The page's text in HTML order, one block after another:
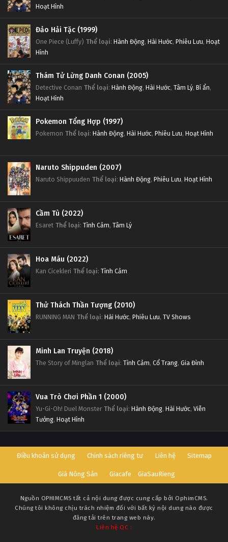
Hoạt Hình
Đảo Hải Tặc (1999)
One Piece (Luffy) Thể loại: Hành Động, Hài Hước, Phiêu Lưu, Hoạt
Hình
Thám Tử Lừng Danh Conan (2005)
Detective Conan Thể loại: Hành Động, Hài Hước, Tâm Lý, Bí ẩn,
Hoạt Hình
Pokemon Tổng Hợp (1997)
Pokemon Thể loại: Hành Động, Hài Hước, Phiêu Lưu, Hoạt Hình
Naruto Shippuden (2007)
Naruto Shippuuden Thể loại: Hành Động, Phiêu Lưu, Hoạt Hình
Cầm Tù (2022)
Esaret Thể loại: Tình Cảm, Tâm Lý
Hoa Máu (2022)
Kan Cicekleri Thể loại: Tình Cảm
Thử Thách Thần Tượng (2010)
RUNNING MAN Thể loại: Hài Hước, Phiêu Lưu, TV Shows
Minh Lan Truyện (2018)
The Story of Minglan Thể loại: Tình Cảm, Cổ Trang, Gia Đình
Vua Trò Chơi Phần 1 (2000)
Yu-Gi-Oh! Duel Monster Thể loại: Hành Động, Hài Hước, Viễn
Tưởng, Hoạt Hình
Điều khoản sử dụng Chính sách riêng tư Liên hệ Sitemap
Giá Nông Sản Giacafe GiaSauRieng
Nguồn OPHIMCMS tất cả nội dung được cung cấp bởi OphimCMS.
Chúng tôi không chịu trách nhiệm đối với bất kỳ nội dung nào được
đăng tải trên trang web này.
Liên hệ QC :